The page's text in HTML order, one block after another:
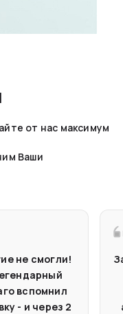
от нас максимум
Ваши
не смогли!
вспомнил
- и через 2